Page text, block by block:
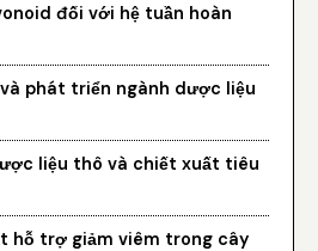
đối với hệ tuần hoàn
phát triển ngành dược liệu
liệu thô và chiết xuất tiêu
hỗ trợ giảm viêm trong cây